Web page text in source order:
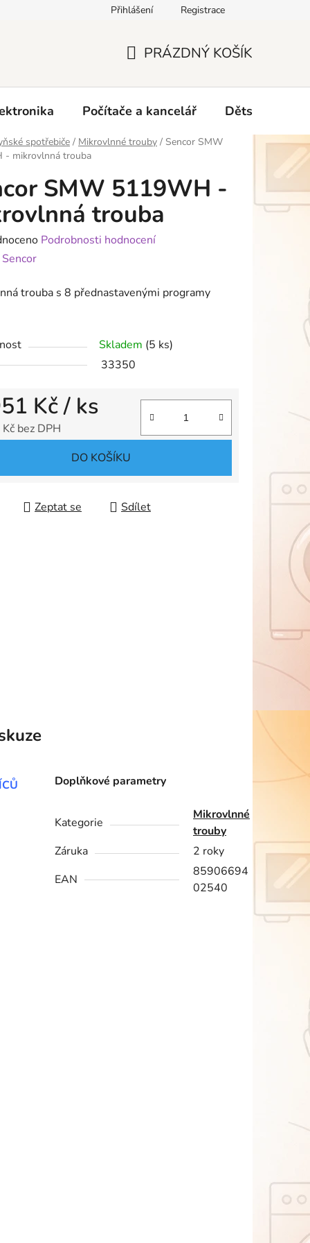
Přihlášení Registrace
KOŠÍK
PRÁZDNÝ KOŠÍK
Počítače a kancelář Dětské zboží
spotřebiče / Mikrovlnné trouby / Sencor SMW
- mikrovlnná trouba
SMW 5119WH -
trouba
Podrobnosti hodnocení
Sencor
trouba s 8 přednastavenými programy
Skladem (5 ks)
33350
Kč/ ks
bez DPH
DO KOŠÍKU
Zeptat se Sdílet
Doplňkové parametry
Kategorie
Mikrovlnné
trouby
Záruka
2 roky
EAN
85906694
02540